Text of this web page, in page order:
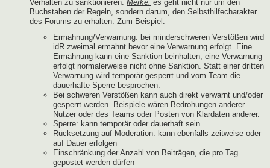
Verhalten zu sanktionieren. Merke: es geht nicht nur um den
Buchstaben der Regeln, sondern darum, den Selbsthilfecharakter
des Forums zu erhalten. Zum Beispiel:
Ermahnung/Verwarnung: bei minderschweren Verstößen wird
idR zweimal ermahnt bevor eine Verwarnung erfolgt. Eine
Ermahnung kann eine Sanktion beinhalten, eine Verwarnung
erfolgt normalerweise nicht ohne Sanktion. Statt einer dritten
Verwarnung wird temporär gesperrt und vom Team die
dauerhafte Sperre besprochen.
Bei schweren Verstößen kann auch direkt verwarnt und/oder
gesperrt werden. Beispiele wären Bedrohungen anderer
Nutzer oder des Teams oder Posten von Klardaten anderer.
Sperre: kann temporär oder dauerhaft sein
Rücksetzung auf Moderation: kann ebenfalls zeitweise oder
auf Dauer erfolgen
Einschränkung der Anzahl von Beiträgen, die pro Tag
gepostet werden dürfen